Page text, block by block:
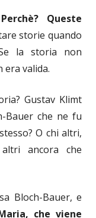
Queste
storie quando
la storia non
era valida.
Gustav Klimt
Bauer che ne fu
O chi altri,
ancora che
Bloch-Bauer, e
che viene